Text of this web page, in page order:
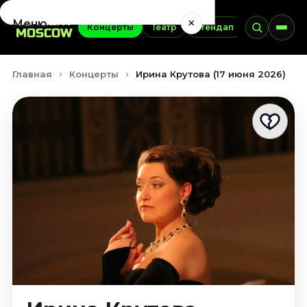
Концерты Театр Стендап Выставки
Меню ×
Сентябрь 2026
Главная Концерты Ирина Крутова (17 июня 2026)